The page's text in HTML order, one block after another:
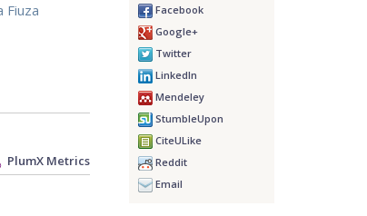
Fiuza
PlumX Metrics
Facebook
Google+
Twitter
LinkedIn
Mendeley
StumbleUpon
CiteULike
Reddit
Email